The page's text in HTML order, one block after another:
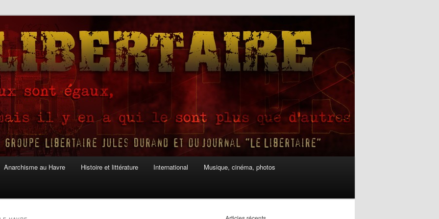
Anarchisme au Havre Histoire et littérature International Musique, cinéma, photos